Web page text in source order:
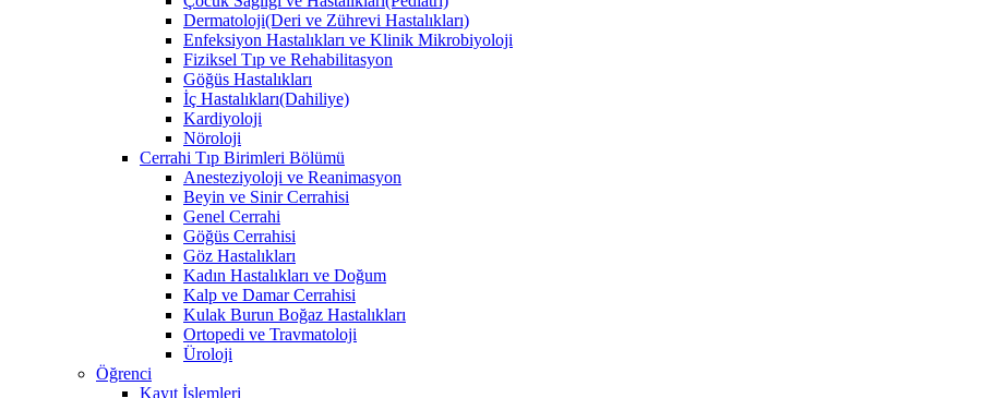
Dermatoloji(Deri ve Zührevi Hastalıkları)
Enfeksiyon Hastalıkları ve Klinik Mikrobiyoloji
Fiziksel Tıp ve Rehabilitasyon
Göğüs Hastalıkları
İç Hastalıkları(Dahiliye)
Kardiyoloji
Nöroloji
Cerrahi Tıp Birimleri Bölümü
Anesteziyoloji ve Reanimasyon
Beyin ve Sinir Cerrahisi
Genel Cerrahi
Göğüs Cerrahisi
Göz Hastalıkları
Kadın Hastalıkları ve Doğum
Kalp ve Damar Cerrahisi
Kulak Burun Boğaz Hastalıkları
Ortopedi ve Travmatoloji
Üroloji
Öğrenci
Kayıt İşlemleri